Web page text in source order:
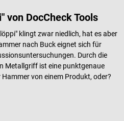
von DocCheck Tools
klingt zwar niedlich, hat es aber
nach Buck eignet sich für
Durch die
Metallgriff ist eine punktgenaue
von einem Produkt, oder?